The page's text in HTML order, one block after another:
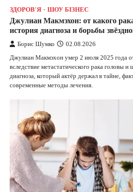
ЗДОРОВ'Я ШОУ БІЗНЕС
Джулиан Макмэхон: от какого
история диагноза и борьбы
Борис Шумко 02.08.2026
Джулиан Макмэхон умер 2 июля 2025 года от
вследствие метастатического рака головы
диагноза, который актёр держал в тайне,
современные методы лечения.